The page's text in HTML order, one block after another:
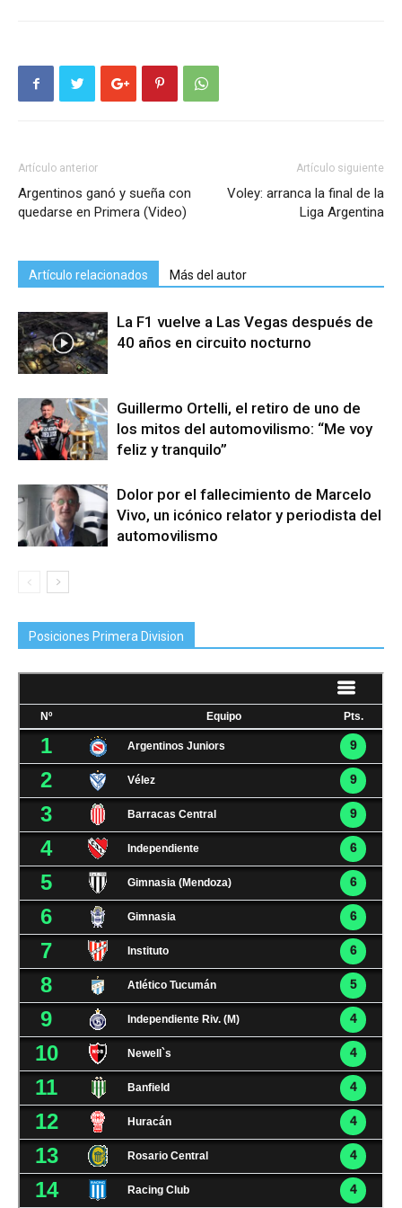
Artículo anterior
Argentinos ganó y sueña con
quedarse en Primera (Video)
Artículo siguiente
Voley: arranca la final de la
Liga Argentina
Artículo relacionados Más del autor
La F1 vuelve a Las Vegas después de
40 años en circuito nocturno
Guillermo Ortelli, el retiro de uno de
los mitos del automovilismo: “Me voy
feliz y tranquilo”
Dolor por el fallecimiento de Marcelo
Vivo, un icónico relator y periodista del
automovilismo
Posiciones Primera Division